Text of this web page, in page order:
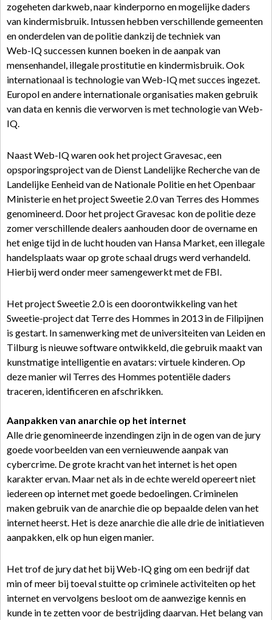
zogeheten darkweb, naar kinderporno en mogelijke daders
van kindermisbruik. Intussen hebben verschillende gemeenten
en onderdelen van de politie dankzij de techniek van
Web-IQ successen kunnen boeken in de aanpak van
mensenhandel, illegale prostitutie en kindermisbruik. Ook
internationaal is technologie van Web-IQ met succes ingezet.
Europol en andere internationale organisaties maken gebruik
van data en kennis die verworven is met technologie van Web-
IQ.
Naast Web-IQ waren ook het project Gravesac, een
opsporingsproject van de Dienst Landelijke Recherche van de
Landelijke Eenheid van de Nationale Politie en het Openbaar
Ministerie en het project Sweetie 2.0 van Terres des Hommes
genomineerd. Door het project Gravesac kon de politie deze
zomer verschillende dealers aanhouden door de overname en
het enige tijd in de lucht houden van Hansa Market, een illegale
handelsplaats waar op grote schaal drugs werd verhandeld.
Hierbij werd onder meer samengewerkt met de FBI.
Het project Sweetie 2.0 is een doorontwikkeling van het
Sweetie-project dat Terre des Hommes in 2013 in de Filipijnen
is gestart. In samenwerking met de universiteiten van Leiden en
Tilburg is nieuwe software ontwikkeld, die gebruik maakt van
kunstmatige intelligentie en avatars: virtuele kinderen. Op
deze manier wil Terres des Hommes potentiële daders
traceren, identificeren en afschrikken.
Aanpakken van anarchie op het internet
Alle drie genomineerde inzendingen zijn in de ogen van de jury
goede voorbeelden van een vernieuwende aanpak van
cybercrime. De grote kracht van het internet is het open
karakter ervan. Maar net als in de echte wereld opereert niet
iedereen op internet met goede bedoelingen. Criminelen
maken gebruik van de anarchie die op bepaalde delen van het
internet heerst. Het is deze anarchie die alle drie de initiatieven
aanpakken, elk op hun eigen manier.
Het trof de jury dat het bij Web-IQ ging om een bedrijf dat
min of meer bij toeval stuitte op criminele activiteiten op het
internet en vervolgens besloot om de aanwezige kennis en
kunde in te zetten voor de bestrijding daarvan. Het belang van